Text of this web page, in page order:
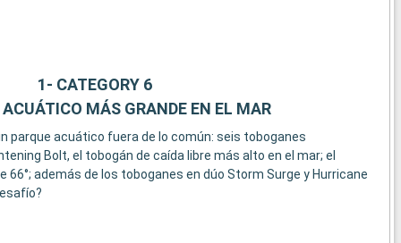
1- CATEGORY 6
ACUÁTICO MÁS GRANDE EN EL MAR
parque acuático fuera de lo común: seis toboganes
Bolt, el tobogán de caída libre más alto en el mar; el
66°; además de los toboganes en dúo Storm Surge y Hurricane